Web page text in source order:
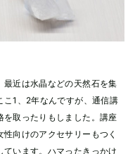
近は水晶などの天然石を集
1、2年なんですが、通信講
を取ったりもしました。講座
向けのアクセサリーもつく
います。ハマったきっかけ